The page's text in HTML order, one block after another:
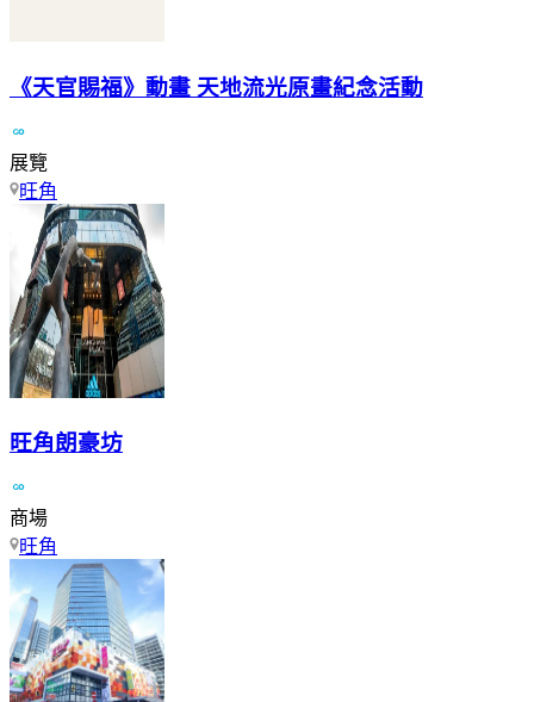
《天官賜福》動畫 天地流光原畫紀念活動
展覽
旺角
旺角朗豪坊
商場
旺角